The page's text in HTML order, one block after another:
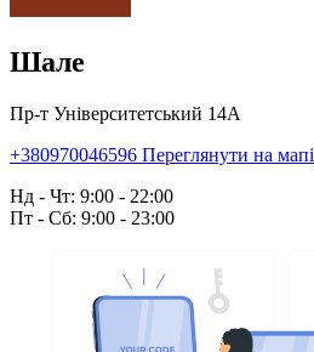
Шале
Пр-т Університетський 14А
+380970046596 Переглянути на мапі
Нд - Чт: 9:00 - 22:00
Пт - Сб: 9:00 - 23:00